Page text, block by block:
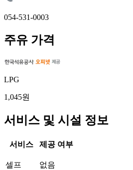
054-531-0003
주유 가격
LPG
1,045원
서비스 및 시설 정보
서비스 제공 여부
셀프 없음